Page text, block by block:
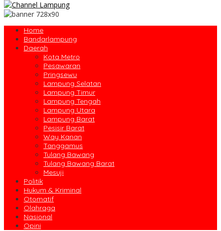
Home
Bandarlampung
Daerah
Kota Metro
Pesawaran
Pringsewu
Lampung Selatan
Lampung Timur
Lampung Tengah
Lampung Utara
Lampung Barat
Pesisir Barat
Way Kanan
Tanggamus
Tulang Bawang
Tulang Bawang Barat
Mesuji
Politik
Hukum & Kriminal
Otomatif
Olahraga
Nasional
Opini